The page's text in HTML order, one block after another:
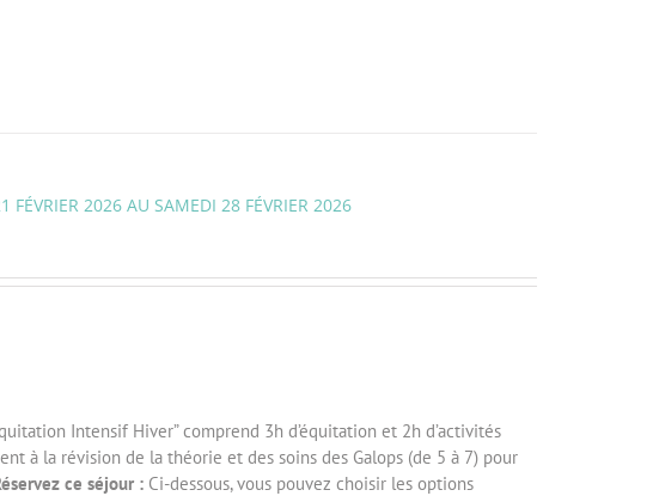
FÉVRIER 2026 AU SAMEDI 28 FÉVRIER 2026
Intensif Hiver” comprend 3h d’équitation et 2h d’activités
à la révision de la théorie et des soins des Galops (de 5 à 7) pour
ce séjour :Ci-dessous, vous pouvez choisir les options